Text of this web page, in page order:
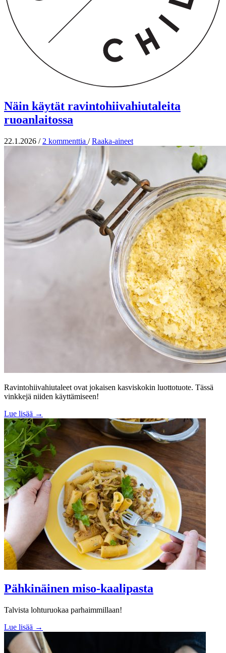
Näin käytät ravintohiivahiutaleita
ruoanlaitossa
22.1.2026 / 2 kommenttia / Raaka-aineet
Ravintohiivahiutaleet ovat jokaisen kasviskokin luottotuote. Tässä
vinkkejä niiden käyttämiseen!
Lue lisää →
Pähkinäinen miso-kaalipasta
Talvista lohturuokaa parhaimmillaan!
Lue lisää →